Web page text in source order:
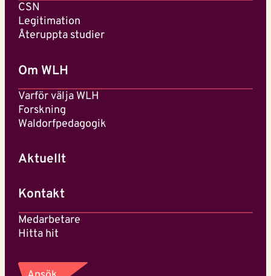
CSN
Legitimation
Återuppta studier
Om WLH
Varför välja WLH
Forskning
Waldorfpedagogik
Aktuellt
Kontakt
Medarbetare
Hitta hit